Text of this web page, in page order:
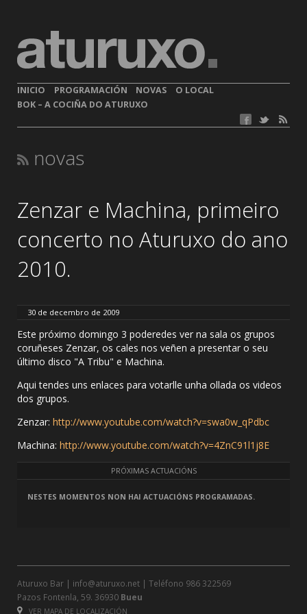
INICIO PROGRAMACIÓN NOVAS
O LOCAL
BOK – A COCIÑA DO ATURUXO
novas
Zenzar e Machina, primeiro
concerto no Aturuxo do ano
2010.
30 de decembro de 2009
Este próximo domingo 3 poderedes ver na sala os grupos
coruñeses Zenzar, os cales nos veñen a presentar o seu
último disco "A Tribu" e Machina.
Aqui tendes uns enlaces para votarlle unha ollada os videos
dos grupos.
Zenzar: http://www.youtube.com/watch?v=swa0w_qPdbc
Machina: http://www.youtube.com/watch?v=4ZnC91l1j8E
PRÓXIMAS ACTUACIÓNS
NESTES MOMENTOS NON HAI ACTUACIÓNS PROGRAMADAS.
Aturuxo Bar | info@aturuxo.net | Teléfono 986 322569
Pazos Fontenla, 59. 36930 Bueu
VER MAPA DE LOCALIZACIÓN